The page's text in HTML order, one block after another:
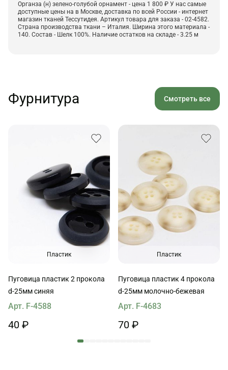
Органза (н) зелено-голубой орнамент - цена 1 800 ₽ У нас самые
доступные цены на в Москве, доставка по всей России - интернет
магазин тканей Тессутидея. Артикул товара для заказа - 02-4582.
Страна производства ткани – Италия. Ширина этого материала -
140. Состав - Шелк 100%. Наличие остатков на складе - 3.25 м
Фурнитура Смотреть все
Пластик
Пуговица пластик 2 прокола
d-25мм синяя
Арт. F-4588
40 ₽
Пластик
Пуговица пластик 4 прокола
d-25мм молочно-бежевая
Арт. F-4683
70 ₽